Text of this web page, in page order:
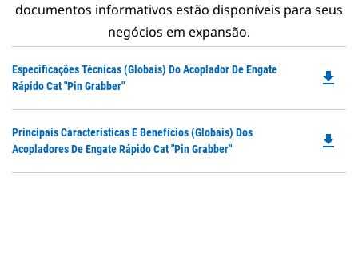
documentos informativos estão disponíveis para seus
negócios em expansão.
Especificações Técnicas (Globais) Do Acoplador De Engate
Rápido Cat "Pin Grabber"
file_download
Principais Características E Benefícios (Globais) Dos
Acopladores De Engate Rápido Cat "Pin Grabber"
file_download